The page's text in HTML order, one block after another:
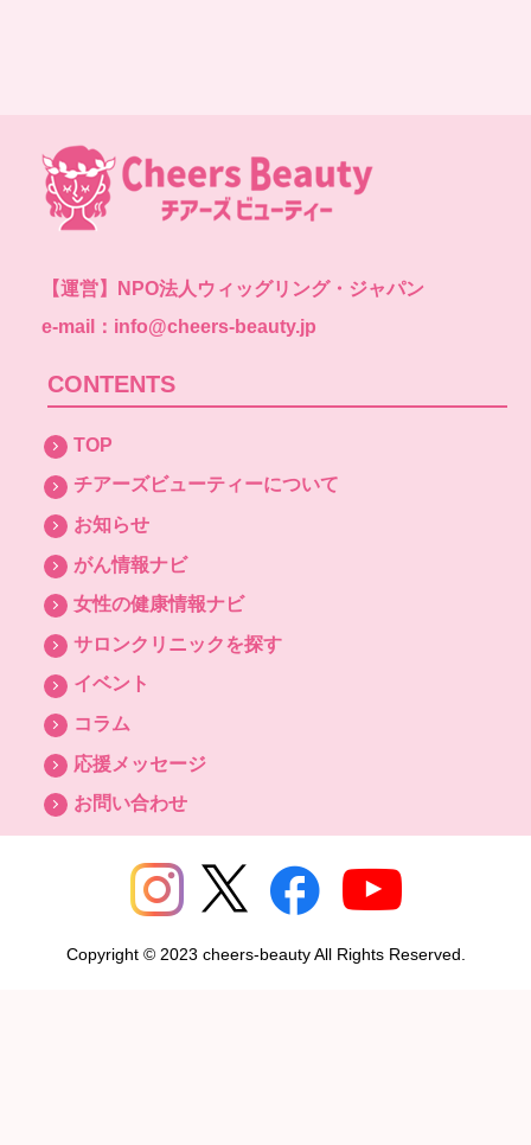
【運営】
NPO法人ウィッグリング・ジャパン
e-mail：info@cheers-beauty.jp
CONTENTS
TOP
チアーズビューティーについて
お知らせ
がん情報ナビ
女性の健康情報ナビ
サロンクリニックを探す
イベント
コラム
応援メッセージ
お問い合わせ
Copyright © 2023 cheers-beauty All Rights Reserved.